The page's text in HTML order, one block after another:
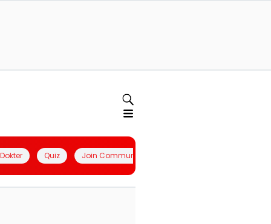
Quiz Join Community